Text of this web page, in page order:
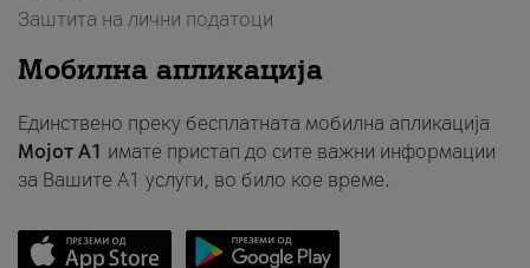
Заштита на лични податоци
Мобилна апликација
Единствено преку бесплатната мобилна апликација
Мојот A1 имате пристап до сите важни информации
за Вашите A1 услуги, во било кое време.